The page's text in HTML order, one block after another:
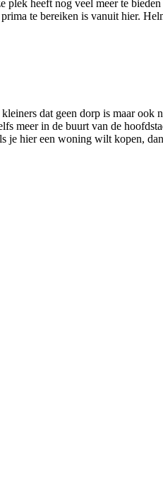
heeft nog veel meer te
te bereiken is vanuit hier.
dat geen dorp is maar ook
meer in de buurt van de
je hier een woning wilt kopen,